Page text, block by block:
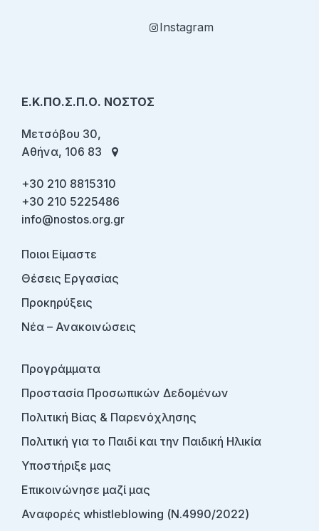
Instagram
Ε.Κ.ΠΟ.Σ.Π.Ο. ΝΟΣΤΟΣ
Μετσόβου 30,
Αθήνα, 106 83
+30 210 8815310
+30 210 5225486
info@nostos.org.gr
Ποιοι Είμαστε
Θέσεις Εργασίας
Προκηρύξεις
Νέα – Ανακοινώσεις
Προγράμματα
Προστασία Προσωπικών Δεδομένων
Πολιτική Βίας & Παρενόχλησης
Πολιτική για το Παιδί και την Παιδική Ηλικία
Υποστήριξε μας
Επικοινώνησε μαζί μας
Αναφορές whistleblowing (Ν.4990/2022)